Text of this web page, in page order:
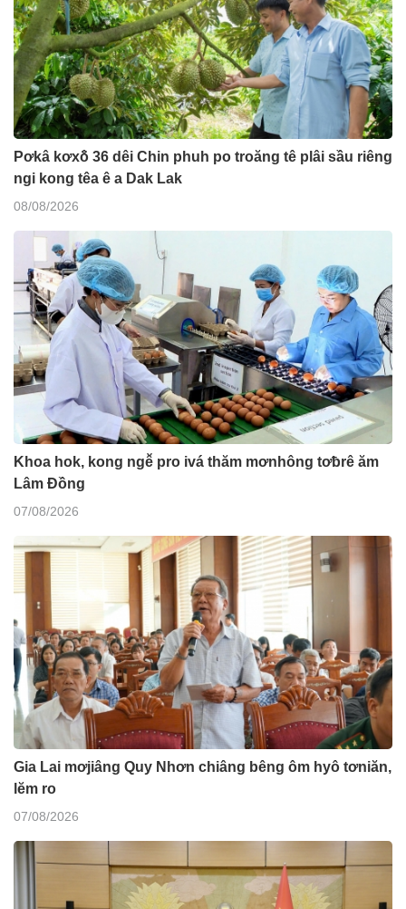
Pơkâ kơxô̆ 36 dêi Chin phuh po troăng tê plâi sầu riêng
ngi kong têa ê a Dak Lak
08/08/2026
Khoa hok, kong ngê̆ pro ivá thăm mơnhông tơƀrê ăm
Lâm Đồng
07/08/2026
Gia Lai mơjiâng Quy Nhơn chiâng bêng ôm hyô tơniăn,
lĕm ro
07/08/2026